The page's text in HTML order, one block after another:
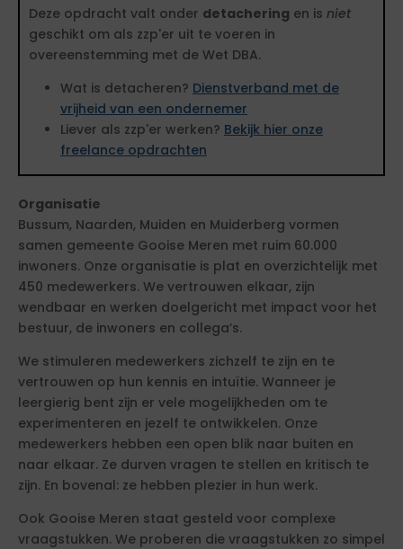
Deze opdracht valt onder detachering en is niet
geschikt om als zzp'er uit te voeren in
overeenstemming met de Wet DBA.
Wat is detacheren? Dienstverband met de
vrijheid van een ondernemer
Liever als zzp'er werken? Bekijk hier onze
freelance opdrachten
Organisatie
Bussum, Naarden, Muiden en Muiderberg vormen
samen gemeente Gooise Meren met ruim 60.000
inwoners. Onze organisatie is plat en overzichtelijk met
450 medewerkers. We vertrouwen elkaar, zijn
wendbaar en werken doelgericht met impact voor het
bestuur, de inwoners en collega’s.
We stimuleren medewerkers zichzelf te zijn en te
vertrouwen op hun kennis en intuïtie. Wanneer je
leergierig bent zijn er vele mogelijkheden om te
experimenteren en jezelf te ontwikkelen. Onze
medewerkers hebben een open blik naar buiten en
naar elkaar. Ze durven vragen te stellen en kritisch te
zijn. En bovenal: ze hebben plezier in hun werk.
Ook Gooise Meren staat gesteld voor complexe
vraagstukken. We proberen die vraagstukken zo simpel